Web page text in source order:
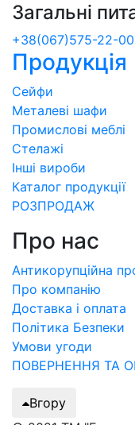
Загальні
+38(067)575-22-00
Продукція
Сейфи
Металеві шафи
Промислові меблі
Стелажі
Інші вироби
Каталог продукції
РОЗПРОДАЖ
Про нас
Антикорупційна
Про компанію
Доставка і оплата
Політика Безпеки
Умови угоди
ПОВЕРНЕННЯ ТА
Вгору